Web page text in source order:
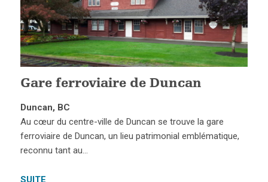
Gare ferroviaire de Duncan
Duncan, BC
Au cœur du centre-ville de Duncan se trouve la gare
ferroviaire de Duncan, un lieu patrimonial emblématique,
reconnu tant au…
SUITE